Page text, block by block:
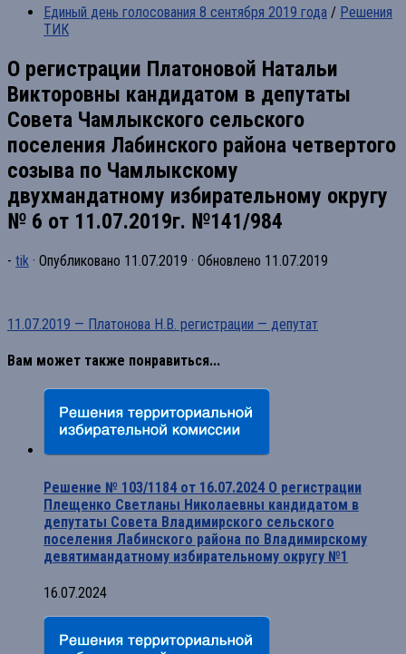
Единый день голосования 8 сентября 2019 года / Решения
ТИК
О регистрации Платоновой Натальи
Викторовны кандидатом в депутаты
Совета Чамлыкского сельского
поселения Лабинского района четвертого
созыва по Чамлыкскому
двухмандатному избирательному округу
№ 6 от 11.07.2019г. №141/984
- tik · Опубликовано 11.07.2019 · Обновлено 11.07.2019
11.07.2019 — Платонова Н.В. регистрации — депутат
Вам может также понравиться...
Решение № 103/1184 от 16.07.2024 О регистрации
Плещенко Светланы Николаевны кандидатом в
депутаты Совета Владимирского сельского
поселения Лабинского района по Владимирскому
девятимандатному избирательному округу №1
16.07.2024